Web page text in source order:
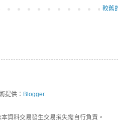
較舊
提供： Blogger.
資料交易發生交易損失需自行負責。